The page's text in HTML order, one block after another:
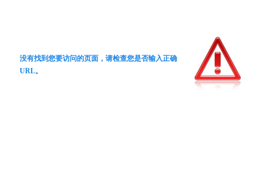
没有找到您要访问的页面，请检查您是否输入正确
URL。